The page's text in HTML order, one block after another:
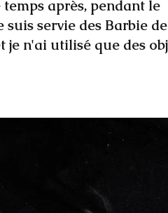
après, pendant le
servie des Barbie
je n'ai utilisé que des